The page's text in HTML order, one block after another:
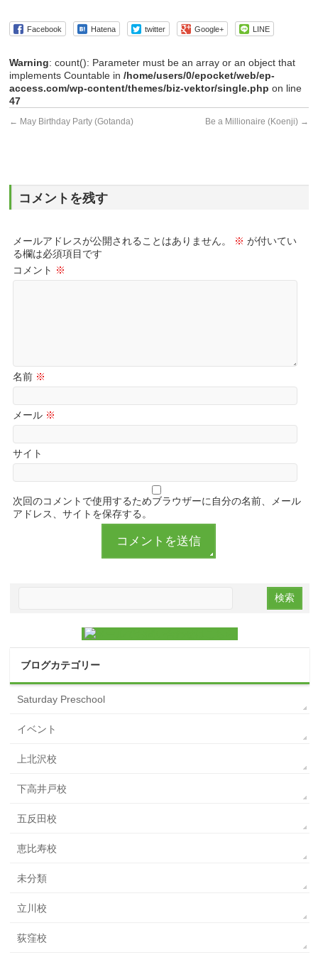
Facebook Hatena twitter Google+ LINE
Warning: count(): Parameter must be an array or an object that
implements Countable in/home/users/0/epocket/web/ep-
access.com/wp-content/themes/biz-vektor/single.php on line
47
← May Birthday Party (Gotanda) Be a Millionaire (Koenji) →
コメントを残す
メールアドレスが公開されることはありません。 ※ が付いてい
る欄は必須項目です
コメント ※
名前 ※
メール ※
サイト
次回のコメントで使用するためブラウザーに自分の名前、メール
アドレス、サイトを保存する。
ブログカテゴリー
Saturday Preschool
イベント
上北沢校
下高井戸校
五反田校
恵比寿校
未分類
立川校
荻窪校